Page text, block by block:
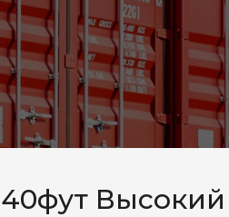
40фут Высокий